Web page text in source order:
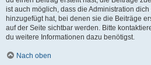
ist auch möglich, dass die Administration
hinzugefügt hat, bei denen sie die Beiträge
auf der Seite sichtbar werden. Bitte
du weitere Informationen dazu benötigst.
Nach oben